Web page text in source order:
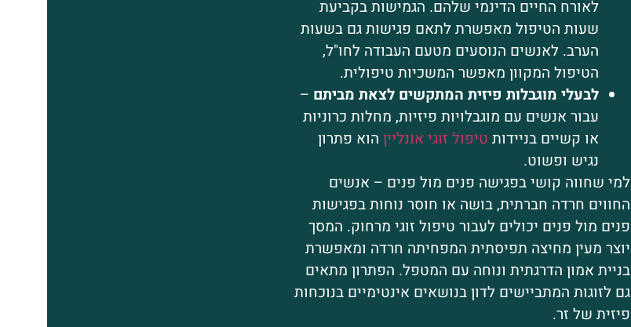
לאורח החיים הדינמי שלהם. הגמישות בקביעת
שעות הטיפול מאפשרת לתאם פגישות גם בשעות
הערב. לאנשים הנוסעים מטעם העבודה לחו"ל,
הטיפול המקוון מאפשר המשכיות טיפולית.
לבעלי מוגבלות פיזית המתקשים לצאת מביתם –
עבור אנשים עם מוגבלויות פיזיות, מחלות כרוניות
או קשיים בניידות טיפול זוגי אונלייןהוא פתרון
נגיש ופשוט.
למי שחווה קושי בפגישה פנים מול פנים – אנשים
החווים חרדה חברתית, בושה או חוסר נוחות בפגישות
פנים מול פנים יכולים לעבור טיפול זוגי מרחוק. המסך
יוצר מעין מחיצה תפיסתית המפחיתה חרדה ומאפשרת
בניית אמון הדרגתית ונוחה עם המטפל. הפתרון מתאים
גם לזוגות המתביישים לדון בנושאים אינטימיים בנוכחות
פיזית של זר.